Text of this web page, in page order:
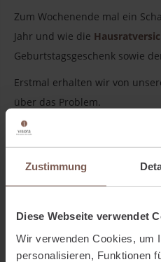
Zustimmung
Diese Webseite verwendet
Wir verwenden Cookies, um
personalisieren, Funktionen
Zum Wochenende mal ein
Jahr und wie die
Geburtstagsgeschenk sowie
Erstmal erhalten wir von
über das Problem.
Zunächst die Reaktion von